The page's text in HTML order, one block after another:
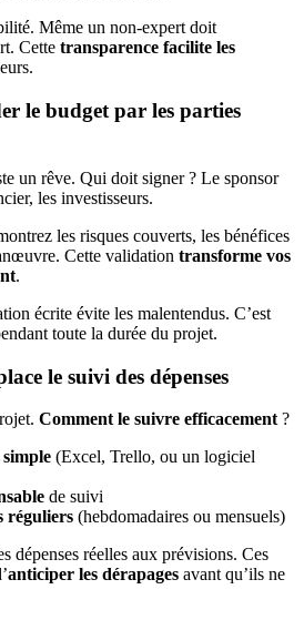
Même un non-expert doit
Cette transparence facilite les
le budget par les parties
un rêve. Qui doit signer ? Le sponsor
les investisseurs.
les risques couverts, les bénéfices
Cette validation transforme vos
.
écrite évite les malentendus. C’est
toute la durée du projet.
le suivi des dépenses
Comment le suivre efficacement ?
(Excel, Trello, ou un logiciel
de suivi
réguliers (hebdomadaires ou mensuels)
dépenses réelles aux prévisions. Ces
anticiper les dérapages avant qu’ils ne